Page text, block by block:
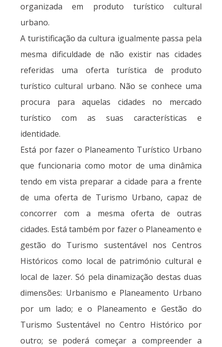
organizada em produto turístico cultural
urbano.
A turistificação da cultura igualmente passa pela
mesma dificuldade de não existir nas cidades
referidas uma oferta turística de produto
turístico cultural urbano. Não se conhece uma
procura para aquelas cidades no mercado
turístico com as suas características e
identidade.
Está por fazer o Planeamento Turístico Urbano
que funcionaria como motor de uma dinâmica
tendo em vista preparar a cidade para a frente
de uma oferta de Turismo Urbano, capaz de
concorrer com a mesma oferta de outras
cidades. Está também por fazer o Planeamento e
gestão do Turismo sustentável nos Centros
Históricos como local de património cultural e
local de lazer. Só pela dinamização destas duas
dimensões: Urbanismo e Planeamento Urbano
por um lado; e o Planeamento e Gestão do
Turismo Sustentável no Centro Histórico por
outro; se poderá começar a compreender a